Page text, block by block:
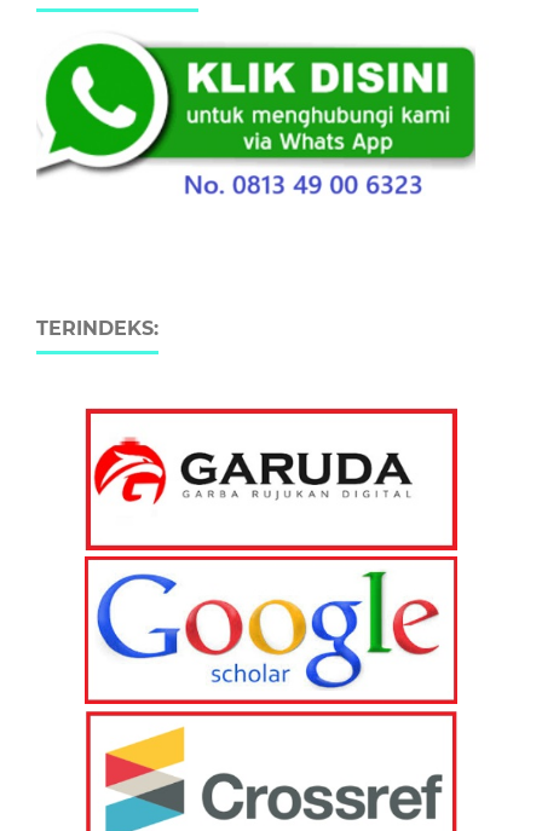
TERINDEKS: